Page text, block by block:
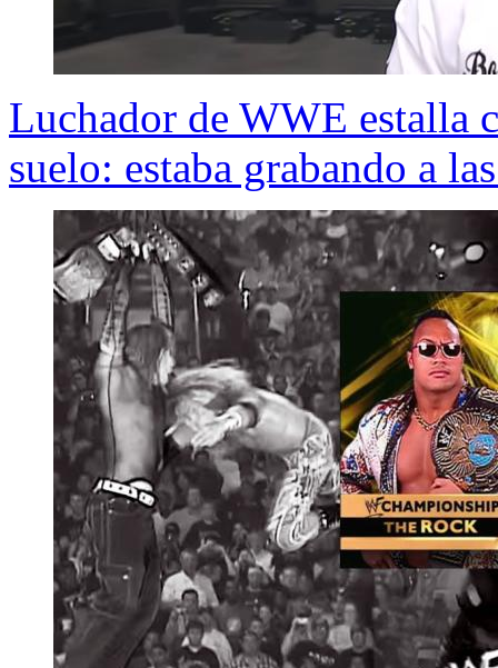
Luchador de WWE estalla
suelo: estaba grabando a